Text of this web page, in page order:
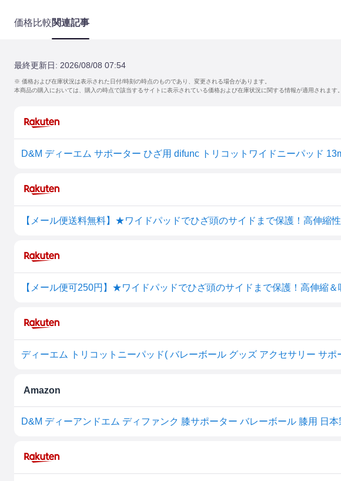
価格比較関連記事
最終更新日: 2026/08/08 07:54
※ 価格および在庫状況は表示された日付/時刻の時点のものであり、変更される場合があります。
本商品の購入においては、購入の時点で該当するサイトに表示されている価格および在庫状況に関する情報が適用されます。
Amazon